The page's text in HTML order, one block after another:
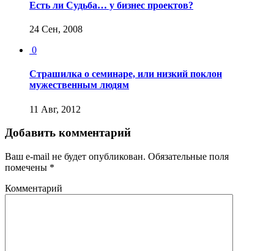
Есть ли Судьба… у бизнес проектов?
24 Сен, 2008
0
Страшилка о семинаре, или низкий поклон
мужественным людям
11 Авг, 2012
Добавить комментарий
Ваш e-mail не будет опубликован. Обязательные поля
помечены *
Комментарий